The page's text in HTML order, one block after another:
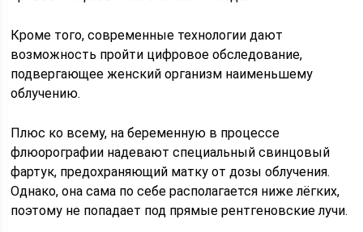
Кроме того, современные технологии дают
возможность пройти цифровое обследование,
подвергающее женский организм наименьшему
облучению.
Плюс ко всему, на беременную в процессе
флюорографии надевают специальный свинцовый
фартук, предохраняющий матку от дозы облучения.
Однако, она сама по себе располагается ниже лёгких,
поэтому не попадает под прямые рентгеновские лучи.